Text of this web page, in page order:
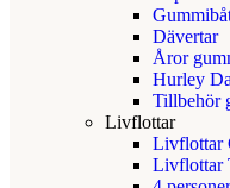
Dävertar
Åror
Hurley
Tillbehör
Livflottar
Livflottar
Livflottar